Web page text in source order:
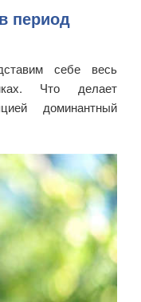
период
себе весь
Что делает
доминантный